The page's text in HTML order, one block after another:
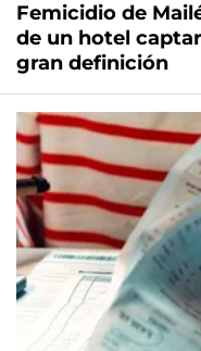
Femicidio de
de un hotel
gran definición